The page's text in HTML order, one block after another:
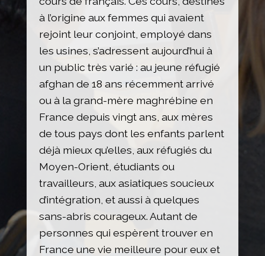
à l’origine aux femmes qui avaient
rejoint leur conjoint, employé dans
les usines, s’adressent aujourd’hui à
un public très varié : au jeune réfugié
afghan de 18 ans récemment arrivé
ou à la grand-mère maghrébine en
France depuis vingt ans, aux mères
de tous pays dont les enfants parlent
déjà mieux qu’elles, aux réfugiés du
Moyen-Orient, étudiants ou
travailleurs, aux asiatiques soucieux
d’intégration, et aussi à quelques
sans-abris courageux. Autant de
personnes qui espèrent trouver en
France une vie meilleure pour eux et